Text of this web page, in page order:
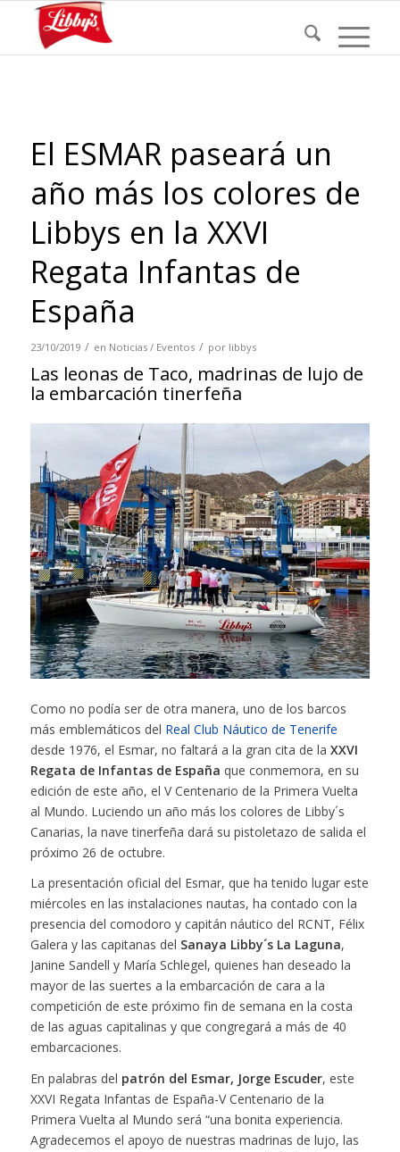
El ESMAR paseará un
año más los colores de
Libbys en la XXVI
Regata Infantas de
España
23/10/2019 / en Noticias / Eventos / por libbys
Las leonas de Taco, madrinas de lujo de
la embarcación tinerfeña
Como no podía ser de otra manera, uno de los barcos
más emblemáticos del Real Club Náutico de Tenerife
desde 1976, el Esmar, no faltará a la gran cita de la XXVI
Regata de Infantas de España que conmemora, en su
edición de este año, el V Centenario de la Primera Vuelta
al Mundo. Luciendo un año más los colores de Libby´s
Canarias, la nave tinerfeña dará su pistoletazo de salida el
próximo 26 de octubre.
La presentación oficial del Esmar, que ha tenido lugar este
miércoles en las instalaciones nautas, ha contado con la
presencia del comodoro y capitán náutico del RCNT, Félix
Galera y las capitanas del Sanaya Libby´s La Laguna,
Janine Sandell y María Schlegel, quienes han deseado la
mayor de las suertes a la embarcación de cara a la
competición de este próximo fin de semana en la costa
de las aguas capitalinas y que congregará a más de 40
embarcaciones.
En palabras del patrón del Esmar, Jorge Escuder, este
XXVI Regata Infantas de España-V Centenario de la
Primera Vuelta al Mundo será “una bonita experiencia.
Agradecemos el apoyo de nuestras madrinas de lujo, las